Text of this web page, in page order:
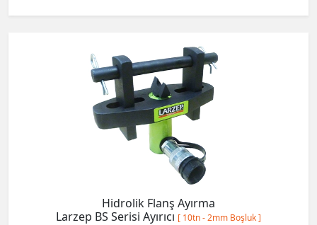
Hidrolik Flanş Ayırma
Larzep BS Serisi Ayırıcı [ 10tn - 2mm Boşluk ]